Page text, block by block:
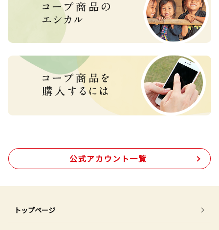
公式アカウント一覧
トップページ